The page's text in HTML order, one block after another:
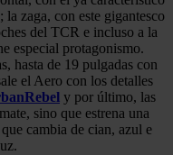
zaga, con este gigantesco
del TCR e incluso a la
especial protagonismo.
hasta de 19 pulgadas con
el Aero con los detalles
y por último, las
sino que estrena una
cambia de cian, azul e